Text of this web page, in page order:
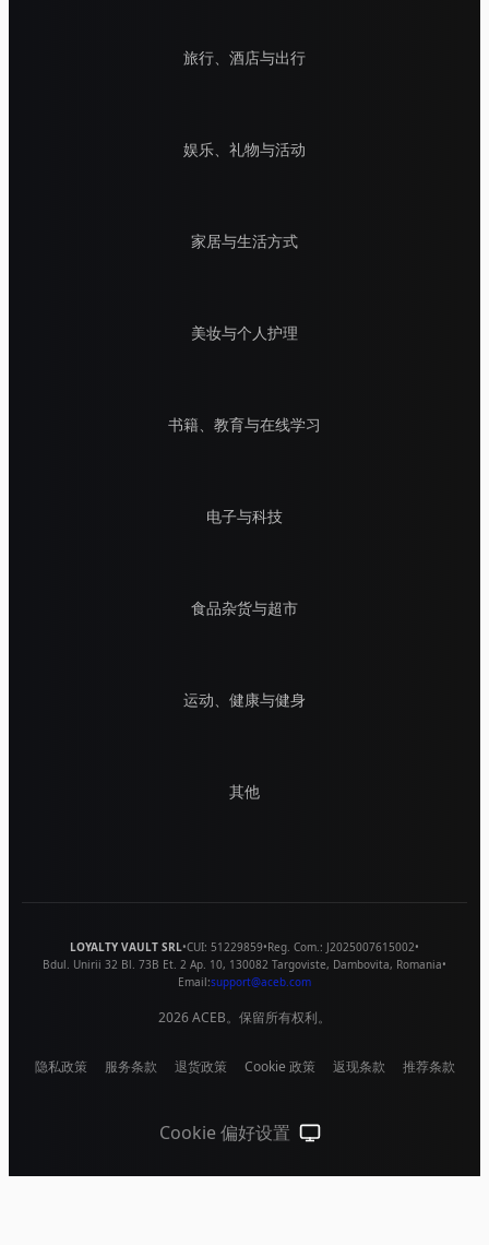
旅行、酒店与出行
娱乐、礼物与活动
家居与生活方式
美妆与个人护理
书籍、教育与在线学习
电子与科技
食品杂货与超市
运动、健康与健身
其他
LOYALTY VAULT SRL•CUI: 51229859•Reg. Com.: J2025007615002•
Bdul. Unirii 32 Bl. 73B Et. 2 Ap. 10, 130082 Targoviste, Dambovita, Romania•
Email:support@aceb.com
2026ACEB。保留所有权利。
隐私政策 服务条款 退货政策 Cookie 政策 返现条款 推荐条款
Cookie 偏好设置 跟随系统（点击切换到浅色